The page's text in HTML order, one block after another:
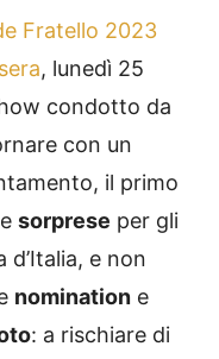
Fratello 2023
, lunedì 25
condotto da
con un
il primo
sorprese per gli
d’Italia, e non
nomination e
: a rischiare di